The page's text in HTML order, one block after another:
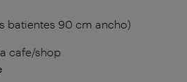
batientes 90 cm ancho)
cafe/shop